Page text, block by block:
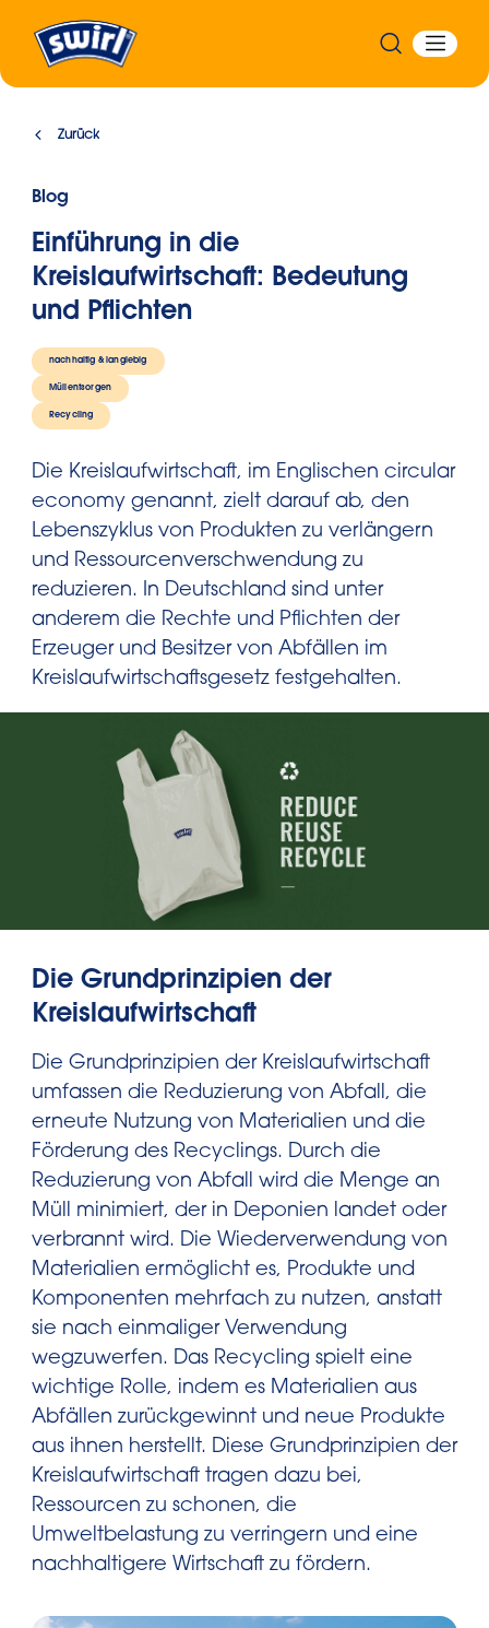
Zurück
Blog
Einführung in die
Kreislaufwirtschaft: Bedeutung
und Pflichten
nachhaltig & langlebig
Müllentsorgen
Recycling
Die Kreislaufwirtschaft, im Englischen circular
economy genannt, zielt darauf ab, den
Lebenszyklus von Produkten zu verlängern
und Ressourcenverschwendung zu
reduzieren. In Deutschland sind unter
anderem die Rechte und Pflichten der
Erzeuger und Besitzer von Abfällen im
Kreislaufwirtschaftsgesetz festgehalten.
Die Grundprinzipien der
Kreislaufwirtschaft
Die Grundprinzipien der Kreislaufwirtschaft
umfassen die Reduzierung von Abfall, die
erneute Nutzung von Materialien und die
Förderung des Recyclings. Durch die
Reduzierung von Abfall wird die Menge an
Müll minimiert, der in Deponien landet oder
verbrannt wird. Die Wiederverwendung von
Materialien ermöglicht es, Produkte und
Komponenten mehrfach zu nutzen, anstatt
sie nach einmaliger Verwendung
wegzuwerfen. Das Recycling spielt eine
wichtige Rolle, indem es Materialien aus
Abfällen zurückgewinnt und neue Produkte
aus ihnen herstellt. Diese Grundprinzipien der
Kreislaufwirtschaft tragen dazu bei,
Ressourcen zu schonen, die
Umweltbelastung zu verringern und eine
nachhaltigere Wirtschaft zu fördern.